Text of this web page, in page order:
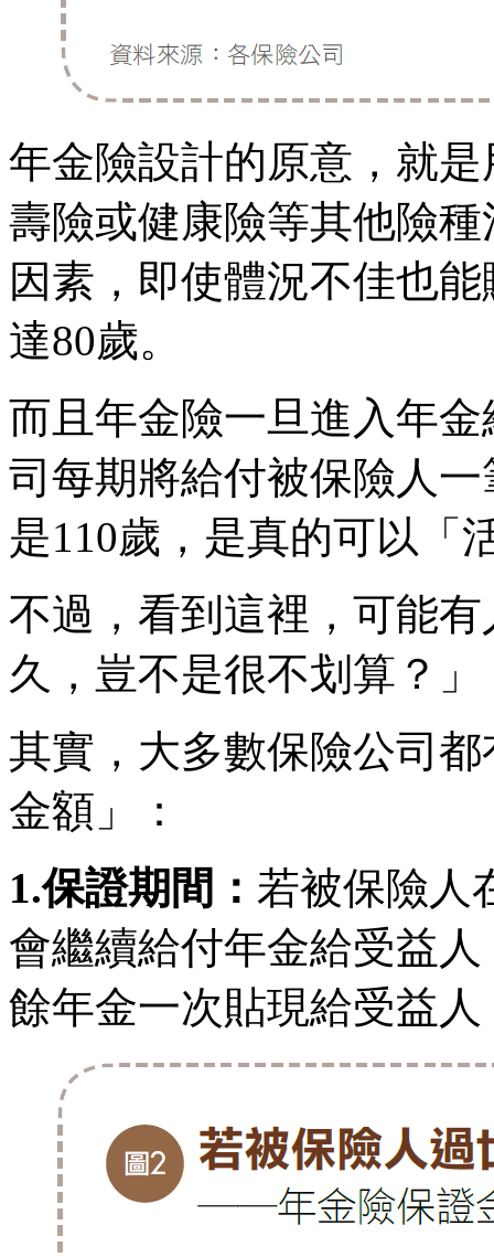
年金險設計的原意，就
壽險或健康險等其他險
因素，即使體況不佳也
達80歲。
而且年金險一旦進入年
司每期將給付被保險人
是110歲，是真的可以「
不過，看到這裡，可能
久，豈不是很不划算？」
其實，大多數保險公司
金額」：
1.保證期間： 若被保險人
會繼續給付年金給受益
餘年金一次貼現給受益